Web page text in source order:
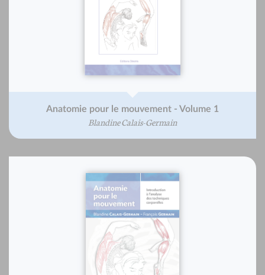
Anatomie pour le mouvement - Volume 1
Blandine Calais-Germain